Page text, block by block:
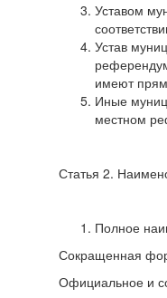
Уставом
Устав
имеют
Иные
местном
Статья 2.
Полное
Сокращенная
Официальное и